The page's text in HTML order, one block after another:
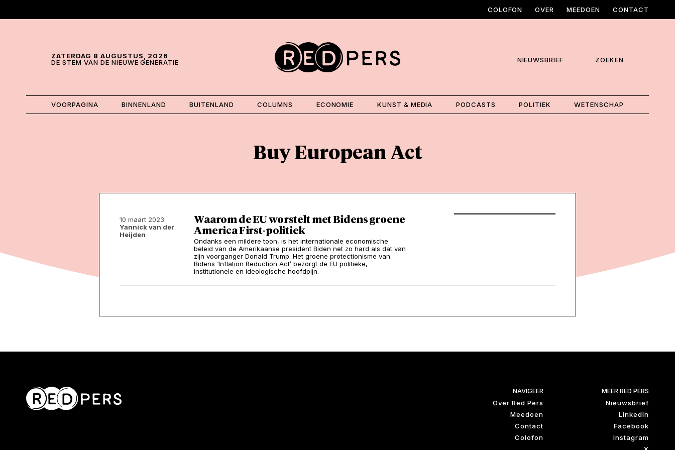
COLOFON OVER MEEDOEN CONTACT
ZATERDAG 8 AUGUSTUS, 2026
DE STEM VAN DE NIEUWE GENERATIE
NIEUWSBRIEF ZOEKEN
VOORPAGINA BINNENLAND BUITENLAND COLUMNS ECONOMIE KUNST & MEDIA PODCASTS POLITIEK WETENSCHAP
Buy European Act
10 maart 2023
Yannick van der
Heijden
Waarom de EU worstelt met Bidens groene
America First-politiek
Ondanks een mildere toon, is het internationale economische
beleid van de Amerikaanse president Biden net zo hard als dat van
zijn voorganger Donald Trump. Het groene protectionisme van
Bidens ‘Inflation Reduction Act’ bezorgt de EU politieke,
institutionele en ideologische hoofdpijn.
NAVIGEER
Over Red Pers
Meedoen
Contact
Colofon
MEER RED PERS
Nieuwsbrief
LinkedIn
Facebook
Instagram